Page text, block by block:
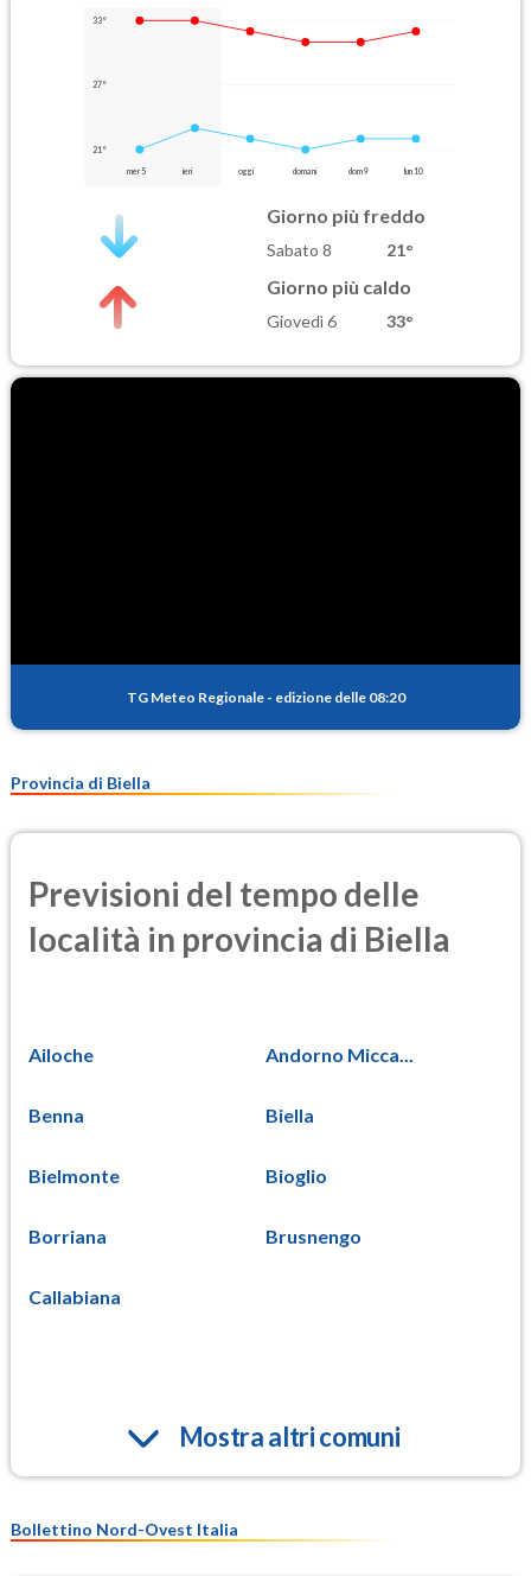
33°
27°
21°
mer 5 ieri oggi domani dom 9 lun 10
Giorno più freddo
Sabato 8 21°
Giorno più caldo
Giovedì 6 33°
TG Meteo Regionale - edizione delle 08:20
Provincia di Biella
Previsioni del tempo delle
località in provincia di Biella
Ailoche Andorno Micca...
Benna Biella
Bielmonte Bioglio
Borriana Brusnengo
Callabiana
Mostra altri comuni
Bollettino Nord-Ovest Italia